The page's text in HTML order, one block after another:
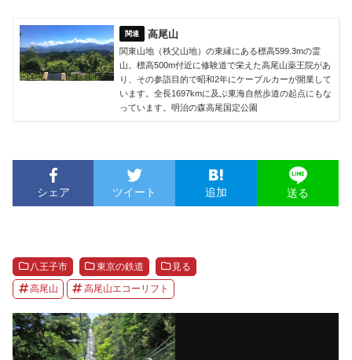
高尾山
関東山地（秩父山地）の東縁にある標高599.3mの霊
山。標高500m付近に修験道で栄えた高尾山薬王院があ
り、その参詣目的で昭和2年にケーブルカーが開業して
います。全長1697kmに及ぶ東海自然歩道の起点にもな
っています。明治の森高尾国定公園
シェア ツイート 追加 送る
八王子市 東京の鉄道 見る
高尾山 高尾山エコーリフト